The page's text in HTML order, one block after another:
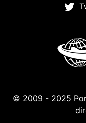
© 2009 - 2025